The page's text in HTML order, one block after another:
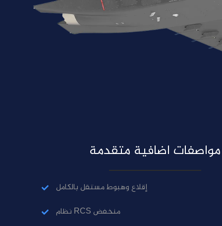
مواصفات اضافية متقدمة
إقلاع وهبوط مستقل بالكامل
نظام RCS منخفض